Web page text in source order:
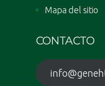
Mapa del sitio
CONTACTO